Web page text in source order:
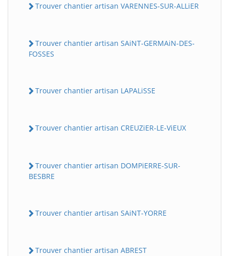
Trouver chantier artisan VARENNES-SUR-ALLiER
Trouver chantier artisan SAiNT-GERMAiN-DES-
FOSSES
Trouver chantier artisan LAPALiSSE
Trouver chantier artisan CREUZiER-LE-ViEUX
Trouver chantier artisan DOMPiERRE-SUR-
BESBRE
Trouver chantier artisan SAiNT-YORRE
Trouver chantier artisan ABREST